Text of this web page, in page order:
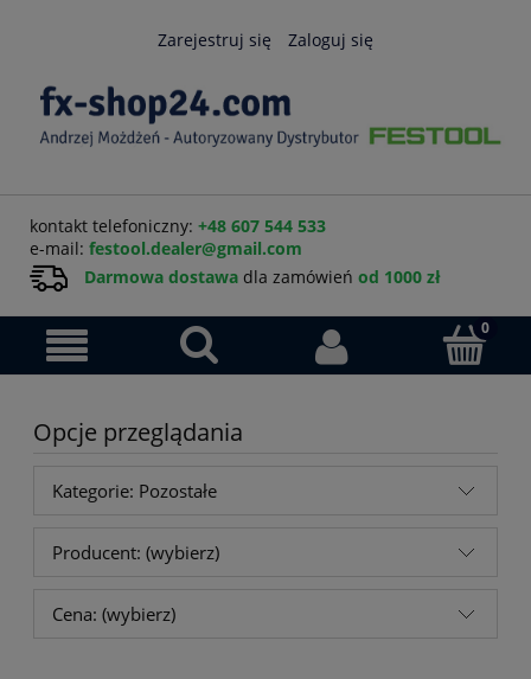
Zarejestruj się Zaloguj się
kontakt telefoniczny: +48 607 544 533
e-mail: festool.dealer@gmail.com
Darmowa dostawa dla zamówień od 1000 zł
Opcje przeglądania
Kategorie: Pozostałe
Producent: (wybierz)
Cena: (wybierz)